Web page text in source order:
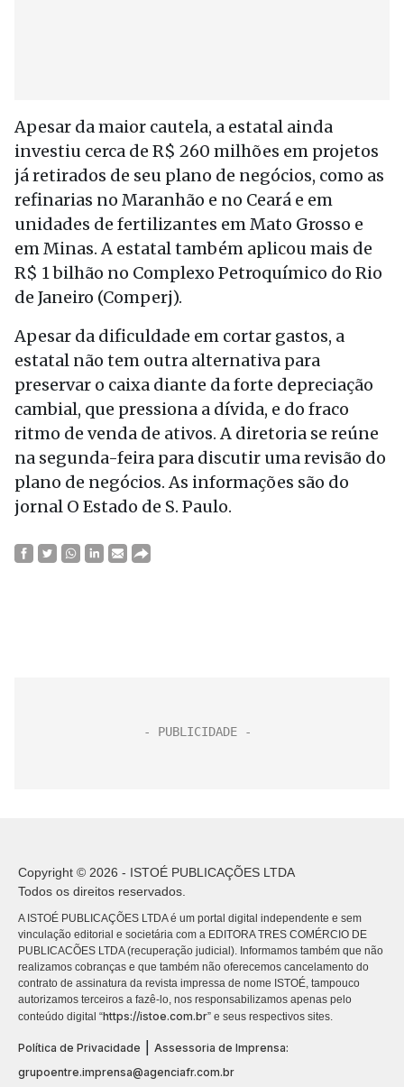
Apesar da maior cautela, a estatal ainda
investiu cerca de R$ 260 milhões em projetos
já retirados de seu plano de negócios, como as
refinarias no Maranhão e no Ceará e em
unidades de fertilizantes em Mato Grosso e
em Minas. A estatal também aplicou mais de
R$ 1 bilhão no Complexo Petroquímico do Rio
de Janeiro (Comperj).
Apesar da dificuldade em cortar gastos, a
estatal não tem outra alternativa para
preservar o caixa diante da forte depreciação
cambial, que pressiona a dívida, e do fraco
ritmo de venda de ativos. A diretoria se reúne
na segunda-feira para discutir uma revisão do
plano de negócios. As informações são do
jornal O Estado de S. Paulo.
Copyright © 2026 - ISTOÉ PUBLICAÇÕES LTDA
Todos os direitos reservados.
A ISTOÉ PUBLICAÇÕES LTDA é um portal digital independente e sem
vinculação editorial e societária com a EDITORA TRES COMÉRCIO DE
PUBLICACÕES LTDA (recuperação judicial). Informamos também que não
realizamos cobranças e que também não oferecemos cancelamento do
contrato de assinatura da revista impressa de nome ISTOÉ, tampouco
autorizamos terceiros a fazê-lo, nos responsabilizamos apenas pelo
conteúdo digital “https://istoe.com.br” e seus respectivos sites.
Política de Privacidade
Assessoria de Imprensa:
grupoentre.imprensa@agenciafr.com.br